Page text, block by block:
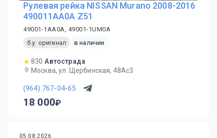
Рулевая рейка NISSAN Murano 2008-2016
490011AA0A Z51
49001-1AA0A, 49001-1UM0A
б.у. оригинал
в наличии
830 Автострада
Москва, ул. Щербинская, 48Ас3
(964) 767-04-65
18 000
05.08.2026